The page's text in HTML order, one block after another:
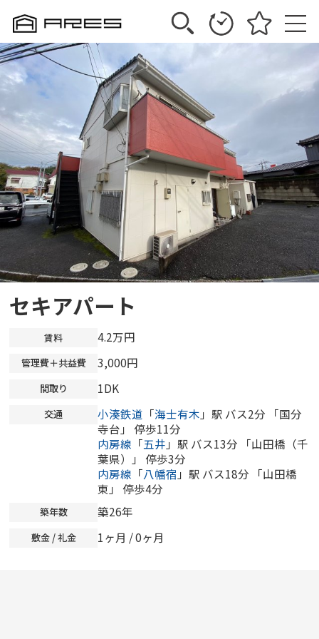
セキアパート
賃料 4.2万円
管理費＋共益費 3,000円
間取り 1DK
交通 小湊鉄道 「海士有木 」駅 バス2分 「国分
寺台」 停歩11分
内房線 「五井 」駅 バス13分 「山田橋（千
葉県）」 停歩3分
内房線 「八幡宿 」駅 バス18分 「山田橋
東」 停歩4分
築年数 築26年
敷金 / 礼金 1ヶ月 /0ヶ月